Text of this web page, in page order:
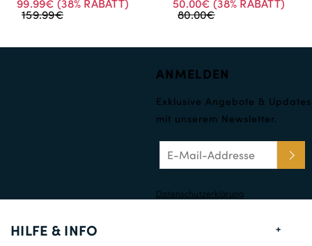
99.99€ (38% RABATT)
159.99€
50.00€ (38% RABATT)
80.00€
ANMELDEN
Exklusive Angebote & Updates
mit unserem Newsletter.
Datenschutzerklärung
HILFE & INFO